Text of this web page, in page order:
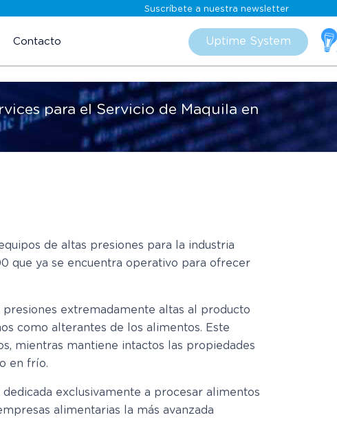
Suscríbete a nuestra newsletter
Contacto Uptime System
para el Servicio de Maquila en
de altas presiones para la industria
que ya se encuentra operativo para ofrecer
extremadamente altas al producto
como alterantes de los alimentos. Este
mientras mantiene intactos las propiedades
en frío.
exclusivamente a procesar alimentos
alimentarias la más avanzada